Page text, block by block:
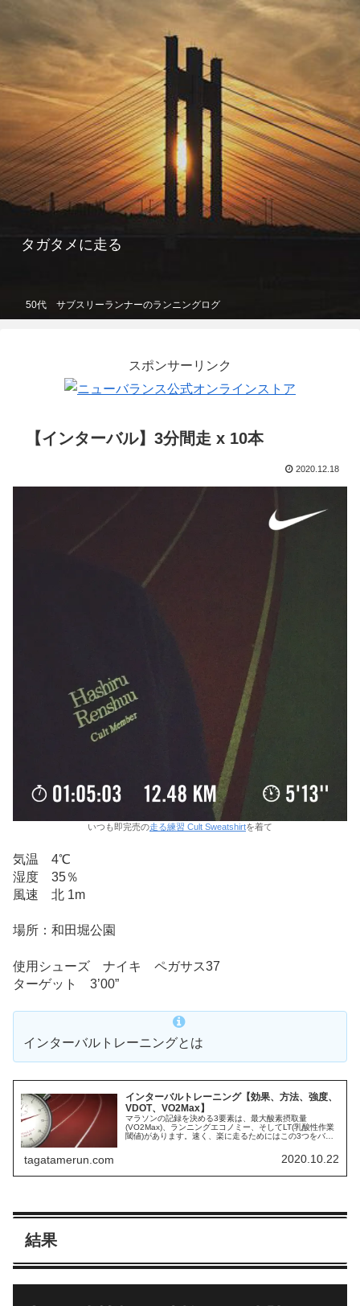
タガタメに走る
50代 サブスリーランナーのランニングログ
スポンサーリンク
【インターバル】3分間走 x 10本
2020.12.18
いつも即完売の走る練習 Cult Sweatshirtを着て
気温 4℃
湿度 35％
風速 北 1m
場所：和田堀公園
使用シューズ ナイキ ペガサス37
ターゲット 3’00”
インターバルトレーニングとは
インターバルトレーニング【効果、方法、強度、
VDOT、VO2Max】
マラソンの記録を決める3要素は、最大酸素摂取量
(VO2Max)、ランニングエコノミー、そしてLT(乳酸性作業
閾値)があります。速く、楽に走るためにはこの3つをバラ
tagatamerun.com 2020.10.22
結果